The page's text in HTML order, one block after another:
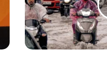
से
तबाही
का
मंजर:
बाढ़,